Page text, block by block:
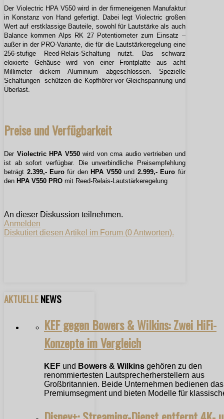
Der Violectric HPA V550 wird in der firmeneigenen Manufaktur
in Konstanz von Hand gefertigt. Dabei legt Violectric großen
Wert auf erstklassige Bauteile, sowohl für Lautstärke als auch
Balance kommen Alps RK 27 Potentiometer zum Einsatz –
außer in der PRO-Variante, die für die Lautstärkeregelung eine
256-stufige Reed-Relais-Schaltung nutzt. Das schwarz
eloxierte Gehäuse wird von einer Frontplatte aus acht
Millimeter dickem Aluminium abgeschlossen. Spezielle
Schaltungen schützen die Kopfhörer vor Gleichspannung und
Überlast.
Preise und Verfügbarkeit
Der Violectric HPA V550wird von cma audio vertrieben und
ist ab sofort verfügbar. Die unverbindliche Preisempfehlung
beträgt 2.399,- Euro für den HPA V550und 2.999,- Euro für
den HPA V550 PRO mit Reed-Relais-Lautstärkeregelung
An dieser Diskussion teilnehmen.
Anmelden
Diskutiert diesen Artikel im Forum (0 Antworten).
AKTUELLENEWS
KEF gegen Bowers & Wilkins: Zwei HiFi-
Konzepte im Vergleich
KEF und Bowers & Wilkins gehören zu den
renommiertesten Lautsprecherherstellern aus
Großbritannien. Beide Unternehmen bedienen das
Premiumsegment und bieten Modelle für